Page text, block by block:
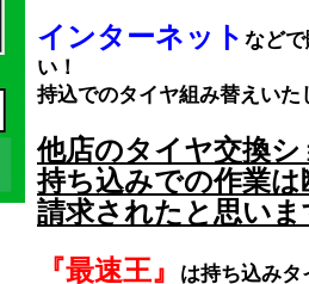
インターネット など
い！
持込でのタイヤ組み替えいた
他店のタイヤ交換
持ち込みでの作業
請求されたと思いま
『最速王』
は持ち込み